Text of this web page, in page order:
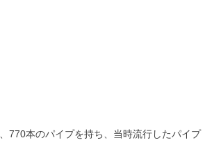
770本のパイプを持ち、当時流行したパイプ